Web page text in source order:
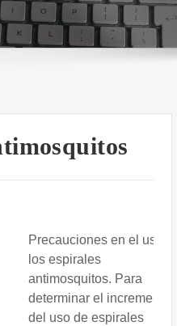
Precauciones en el uso de
los espirales
antimosquitos. Para
determinar el incremento
del uso de espirales